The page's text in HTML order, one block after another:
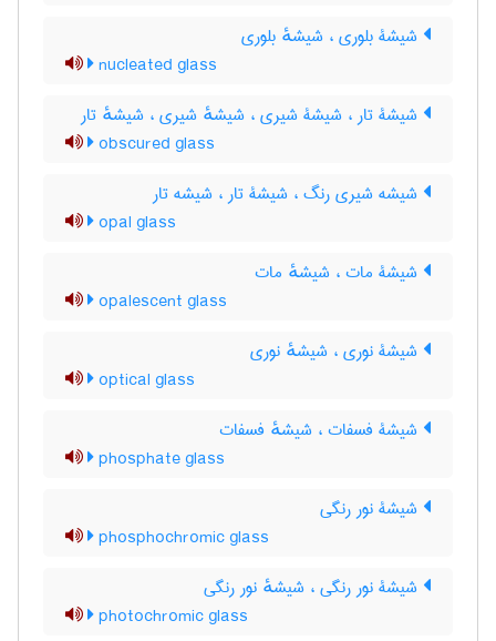
شیشۀ بلوری ، شیشهٔ بلوری
nucleated glass
شیشۀ تار ، شیشۀ شیری ، شیشهٔ شیری ، شیشهٔ تار
obscured glass
شیشه شیری رنگ ، شیشۀ تار ، شیشه تار
opal glass
شیشۀ مات ، شیشهٔ مات
opalescent glass
شیشۀ نوری ، شیشهٔ نوری
optical glass
شیشۀ فسفات ، شیشهٔ فسفات
phosphate glass
شیشۀ نور رنگی
phosphochromic glass
شیشۀ نور رنگی ، شیشهٔ نور رنگی
photochromic glass